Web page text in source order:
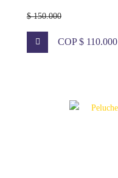
$ 150.000
COP $ 110.000